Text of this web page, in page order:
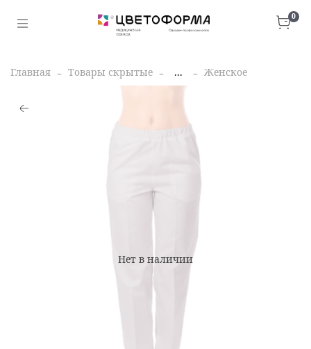
0
Главная Товары скрытые ... Женское
Нет в наличии